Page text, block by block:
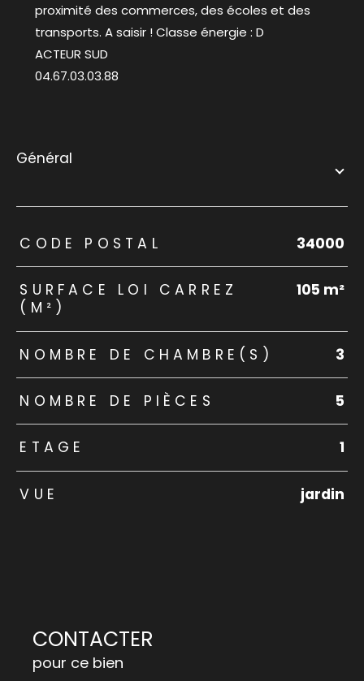
proximité des commerces, des écoles et des
transports. A saisir ! Classe énergie : D
ACTEUR SUD
04.67.03.03.88
général
TRAD_ZEPHYR_Caracteristique TRAD_ZEPHYR_Valeurs
CODE POSTAL 34000
SURFACE LOI CARREZ
(M²)
105 m²
NOMBRE DE CHAMBRE(S) 3
NOMBRE DE PIÈCES 5
ETAGE 1
VUE jardin
CONTACTER
pour ce bien